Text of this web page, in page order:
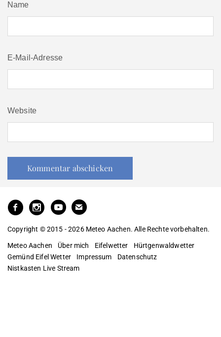
Name
E-Mail-Adresse
Website
Copyright © 2015 - 2026 Meteo Aachen. Alle Rechte vorbehalten.
Meteo Aachen Über mich Eifelwetter
Hürtgenwaldwetter
Gemünd Eifel Wetter
Impressum
Datenschutz
Nistkasten Live Stream